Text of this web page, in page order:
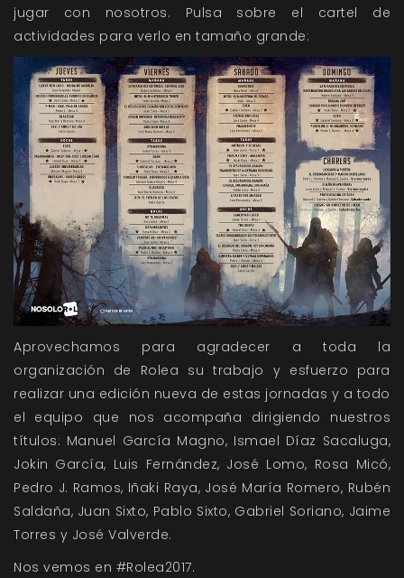
jugar con nosotros. Pulsa sobre el cartel de
actividades para verlo en tamaño grande:
Aprovechamos para agradecer a toda la
organización de Rolea su trabajo y esfuerzo para
realizar una edición nueva de estas jornadas y a todo
el equipo que nos acompaña dirigiendo nuestros
títulos: Manuel García Magno, Ismael Díaz Sacaluga,
Jokin García, Luis Fernández, José Lomo, Rosa Micó,
Pedro J. Ramos, Iñaki Raya, José María Romero, Rubén
Saldaña, Juan Sixto, Pablo Sixto, Gabriel Soriano, Jaime
Torres y José Valverde.
Nos vemos en #Rolea2017.